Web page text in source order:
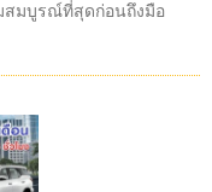
สมบูรณ์ที่สุดก่อนถึงมือ